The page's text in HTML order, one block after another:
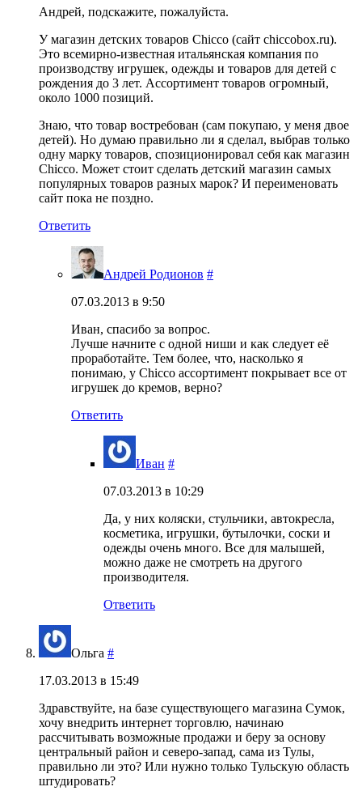
Андрей, подскажите, пожалуйста.
У магазин детских товаров Chicco (сайт chiccobox.ru).
Это всемирно-известная итальянская компания по
производству игрушек, одежды и товаров для детей с
рождения до 3 лет. Ассортимент товаров огромный,
около 1000 позиций.
Знаю, что товар востребован (сам покупаю, у меня двое
детей). Но думаю правильно ли я сделал, выбрав только
одну марку товаров, спозиционировал себя как магазин
Chicco. Может стоит сделать детский магазин самых
популярных товаров разных марок? И переименовать
сайт пока не поздно.
Ответить
Андрей Родионов #
07.03.2013 в 9:50
Иван, спасибо за вопрос.
Лучше начните с одной ниши и как следует её
проработайте. Тем более, что, насколько я
понимаю, у Chicco ассортимент покрывает все от
игрушек до кремов, верно?
Ответить
Иван #
07.03.2013 в 10:29
Да, у них коляски, стульчики, автокресла,
косметика, игрушки, бутылочки, соски и
одежды очень много. Все для малышей,
можно даже не смотреть на другого
производителя.
Ответить
Ольга #
17.03.2013 в 15:49
Здравствуйте, на базе существующего магазина Сумок,
хочу внедрить интернет торговлю, начинаю
рассчитывать возможные продажи и беру за основу
центральный район и северо-запад, сама из Тулы,
правильно ли это? Или нужно только Тульскую область
штудировать?